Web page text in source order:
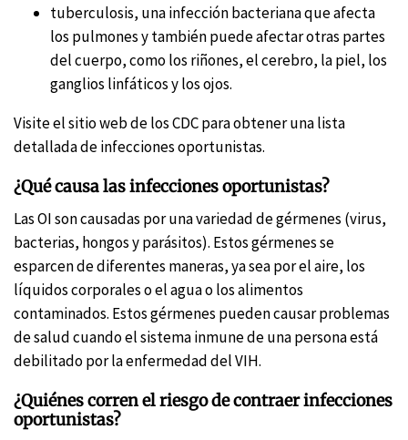
tuberculosis, una infección bacteriana que afecta
los pulmones y también puede afectar otras partes
del cuerpo, como los riñones, el cerebro, la piel, los
ganglios linfáticos y los ojos.
Visite el sitio web de los CDC para obtener una lista
detallada de infecciones oportunistas.
¿Qué causa las infecciones oportunistas?
Las OI son causadas por una variedad de gérmenes (virus,
bacterias, hongos y parásitos). Estos gérmenes se
esparcen de diferentes maneras, ya sea por el aire, los
líquidos corporales o el agua o los alimentos
contaminados. Estos gérmenes pueden causar problemas
de salud cuando el sistema inmune de una persona está
debilitado por la enfermedad del VIH.
¿Quiénes corren el riesgo de contraer infecciones
oportunistas?